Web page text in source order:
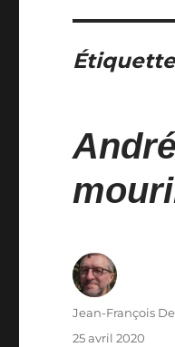
Auteur
Jean-François
Publié
25 avril 2020